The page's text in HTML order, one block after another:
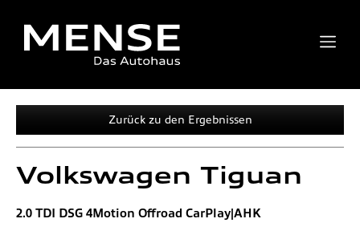
Zurück zu den Ergebnissen
Volkswagen Tiguan
2.0 TDI DSG 4Motion Offroad CarPlay|AHK